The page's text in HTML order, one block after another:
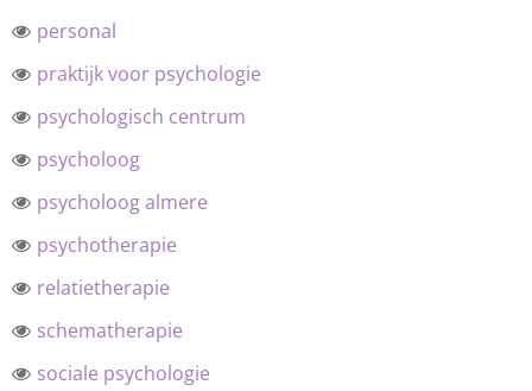
personal
praktijk voor psychologie
psychologisch centrum
psycholoog
psycholoog almere
psychotherapie
relatietherapie
schematherapie
sociale psychologie